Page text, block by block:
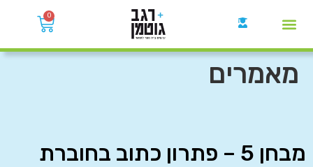
0
מאמרים
מבחן 5 – פתרון כתוב בחוברת